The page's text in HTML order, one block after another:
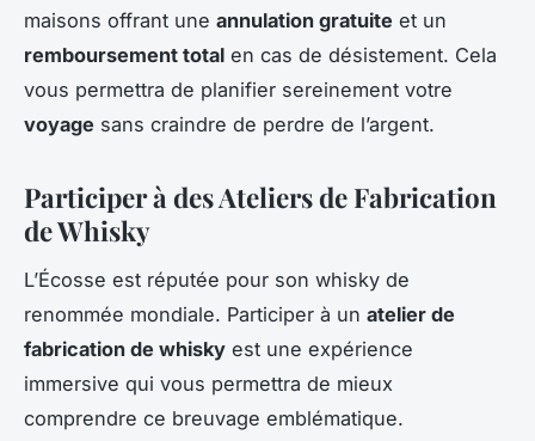
maisons offrant une annulation gratuite et un
remboursement total en cas de désistement. Cela
vous permettra de planifier sereinement votre
voyage sans craindre de perdre de l’argent.
Participer à des Ateliers de Fabrication
de Whisky
L’Écosse est réputée pour son whisky de
renommée mondiale. Participer à un atelier de
fabrication de whisky est une expérience
immersive qui vous permettra de mieux
comprendre ce breuvage emblématique.